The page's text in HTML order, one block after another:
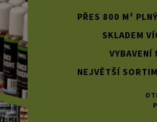
PŘES 800 M²
SKLADEM
VYBAVENÍ
NEJVĚTŠÍ